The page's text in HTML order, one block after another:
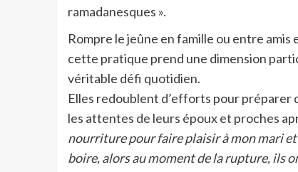
ramadanesques ».
Rompre le jeûne en famille ou entre
cette pratique prend une dimension
véritable défi quotidien.
Elles redoublent d’efforts pour préparer
les attentes de leurs époux et proches
nourriture pour faire plaisir à mon mari et
boire, alors au moment de la rupture, ils